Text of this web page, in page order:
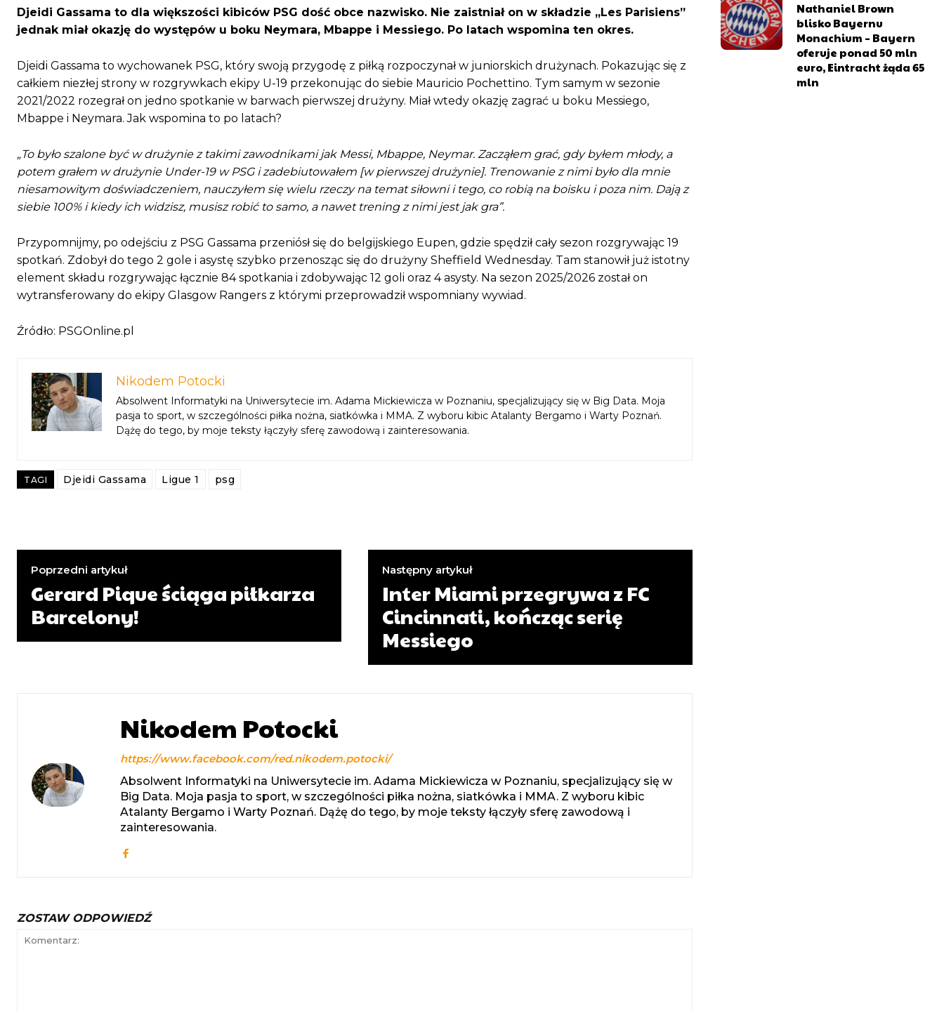
Djeidi Gassama to dla większości kibiców PSG dość obce nazwisko. Nie zaistniał on w składzie „Les Parisiens”
jednak miał okazję do występów u boku Neymara, Mbappe i Messiego. Po latach wspomina ten okres.
Djeidi Gassama to wychowanek PSG, który swoją przygodę z piłką rozpoczynał w juniorskich drużynach. Pokazując się z
całkiem niezłej strony w rozgrywkach ekipy U-19 przekonując do siebie Mauricio Pochettino. Tym samym w sezonie
2021/2022 rozegrał on jedno spotkanie w barwach pierwszej drużyny. Miał wtedy okazję zagrać u boku Messiego,
Mbappe i Neymara. Jak wspomina to po latach?
„To było szalone być w drużynie z takimi zawodnikami jak Messi, Mbappe, Neymar. Zacząłem grać, gdy byłem młody, a
potem grałem w drużynie Under-19 w PSG i zadebiutowałem [w pierwszej drużynie]. Trenowanie z nimi było dla mnie
niesamowitym doświadczeniem, nauczyłem się wielu rzeczy na temat siłowni i tego, co robią na boisku i poza nim. Dają z
siebie 100% i kiedy ich widzisz, musisz robić to samo, a nawet trening z nimi jest jak gra”.
Przypomnijmy, po odejściu z PSG Gassama przeniósł się do belgijskiego Eupen, gdzie spędził cały sezon rozgrywając 19
spotkań. Zdobył do tego 2 gole i asystę szybko przenosząc się do drużyny Sheffield Wednesday. Tam stanowił już istotny
element składu rozgrywając łącznie 84 spotkania i zdobywając 12 goli oraz 4 asysty. Na sezon 2025/2026 został on
wytransferowany do ekipy Glasgow Rangers z którymi przeprowadził wspomniany wywiad.
Źródło: PSGOnline.pl
Nikodem Potocki
Absolwent Informatyki na Uniwersytecie im. Adama Mickiewicza w Poznaniu, specjalizujący się w Big Data. Moja
pasja to sport, w szczególności piłka nożna, siatkówka i MMA. Z wyboru kibic Atalanty Bergamo i Warty Poznań.
Dążę do tego, by moje teksty łączyły sferę zawodową i zainteresowania.
TAGI Djeidi Gassama Ligue 1 psg
Poprzedni artykuł
Gerard Pique ściąga piłkarza
Barcelony!
Następny artykuł
Inter Miami przegrywa z FC
Cincinnati, kończąc serię
Messiego
Nikodem Potocki
https://www.facebook.com/red.nikodem.potocki/
Absolwent Informatyki na Uniwersytecie im. Adama Mickiewicza w Poznaniu, specjalizujący się w
Big Data. Moja pasja to sport, w szczególności piłka nożna, siatkówka i MMA. Z wyboru kibic
Atalanty Bergamo i Warty Poznań. Dążę do tego, by moje teksty łączyły sferę zawodową i
zainteresowania.
ZOSTAW ODPOWIEDŹ
Nathaniel Brown
blisko Bayernu
Monachium – Bayern
oferuje ponad 50 mln
euro, Eintracht żąda 65
mln